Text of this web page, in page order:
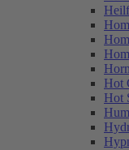
Hot
Hot